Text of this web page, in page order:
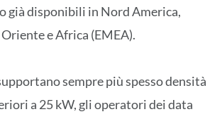
già disponibili in Nord America,
e Africa (EMEA).
sempre più spesso densità
a 25 kW, gli operatori dei data